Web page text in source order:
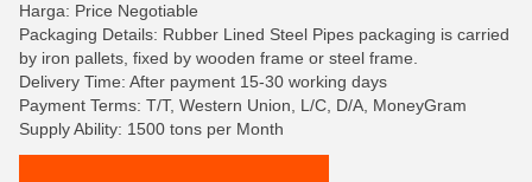
Harga: Price Negotiable
Packaging Details: Rubber Lined Steel Pipes packaging is carried
by iron pallets, fixed by wooden frame or steel frame.
Delivery Time: After payment 15-30 working days
Payment Terms: T/T, Western Union, L/C, D/A, MoneyGram
Supply Ability: 1500 tons per Month